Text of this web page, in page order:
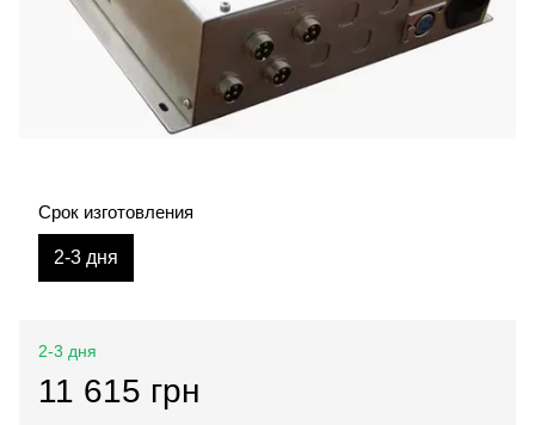
Срок изготовления
2-3 дня
2-3 дня
11 615 грн